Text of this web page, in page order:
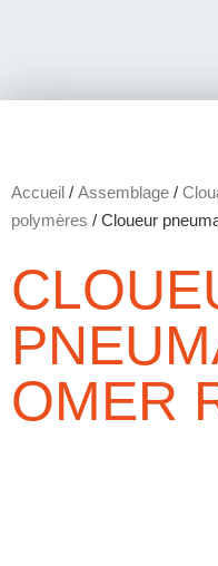
Accueil / Assemblage /
polymères / Cloueur
OMER